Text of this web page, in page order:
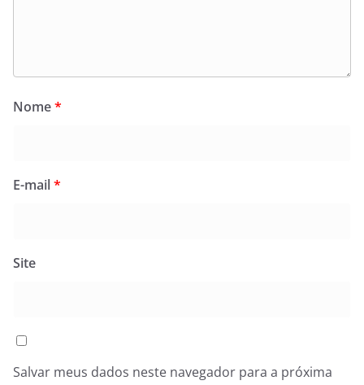
Nome*
E-mail*
Site
Salvar meus dados neste navegador para a próxima